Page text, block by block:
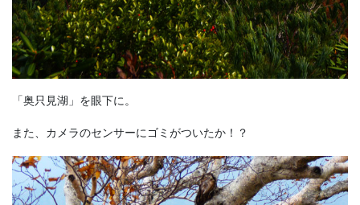
「奥只見湖」を眼下に。
また、カメラのセンサーにゴミがついたか！？